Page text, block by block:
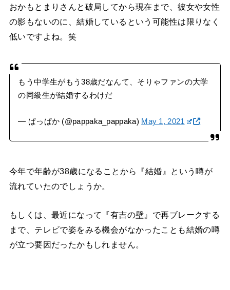
おかもとまりさんと破局してから現在まで、彼女や女性
の影もないのに、結婚しているという可能性は限りなく
低いですよね。笑
もう中学生がもう38歳だなんて、そりゃファンの大学
の同級生が結婚するわけだ
— ぱっぱか (@pappaka_pappaka) May 1, 2021
今年で年齢が38歳になることから『結婚』という噂が
流れていたのでしょうか。
もしくは、最近になって『有吉の壁』で再ブレークする
まで、テレビで姿をみる機会がなかったことも結婚の噂
が立つ要因だったかもしれません。